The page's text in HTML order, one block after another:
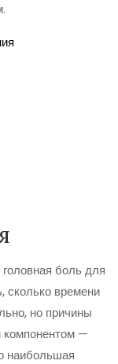
боль для
сколько времени
но причины
компонентом —
наибольшая